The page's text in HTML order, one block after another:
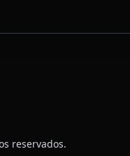
reservados.